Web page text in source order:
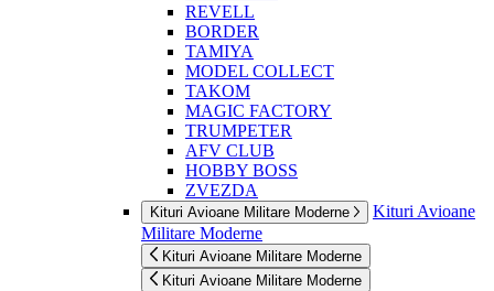
REVELL
BORDER
TAMIYA
MODEL COLLECT
TAKOM
MAGIC FACTORY
TRUMPETER
AFV CLUB
HOBBY BOSS
ZVEZDA
Kituri Avioane Militare Moderne
Kituri Avioane
Militare Moderne
Kituri Avioane Militare Moderne
Kituri Avioane Militare Moderne